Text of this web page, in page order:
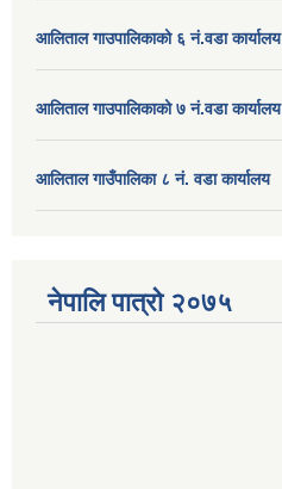
आलिताल गाउपालिकाको ६ नं.वडा कार्यालय
आलिताल गाउपालिकाको ७ नं.वडा कार्यालय
आलिताल गाउँपालिका ८ नं. वडा कार्यालय
नेपालि पात्रो २०७५